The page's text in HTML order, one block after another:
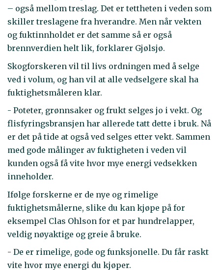
– også mellom treslag. Det er tettheten i veden som
skiller treslagene fra hverandre. Men når vekten
og fuktinnholdet er det samme så er også
brennverdien helt lik, forklarer Gjølsjø.
Skogforskeren vil til livs ordningen med å selge
ved i volum, og han vil at alle vedselgere skal ha
fuktighetsmåleren klar.
- Poteter, grønnsaker og frukt selges jo i vekt. Og
flisfyringsbransjen har allerede tatt dette i bruk. Nå
er det på tide at også ved selges etter vekt. Sammen
med gode målinger av fuktigheten i veden vil
kunden også få vite hvor mye energi vedsekken
inneholder.
Ifølge forskerne er de nye og rimelige
fuktighetsmålerne, slike du kan kjøpe på for
eksempel Clas Ohlson for et par hundrelapper,
veldig nøyaktige og greie å bruke.
- De er rimelige, gode og funksjonelle. Du får raskt
vite hvor mye energi du kjøper.